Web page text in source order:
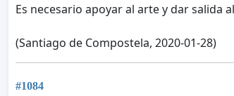
Es necesario apoyar al arte y dar salida
(Santiago de Compostela, 2020-01-28)
#1084